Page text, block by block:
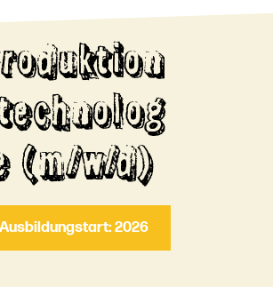
(m/w/d)
Ausbildungstart: 2026